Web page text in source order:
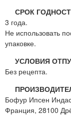
СРОК
3 года.
Не использовать
упаковке.
УСЛОВИЯ
Без рецепта.
Бофур Ипсен
Франция, 28100